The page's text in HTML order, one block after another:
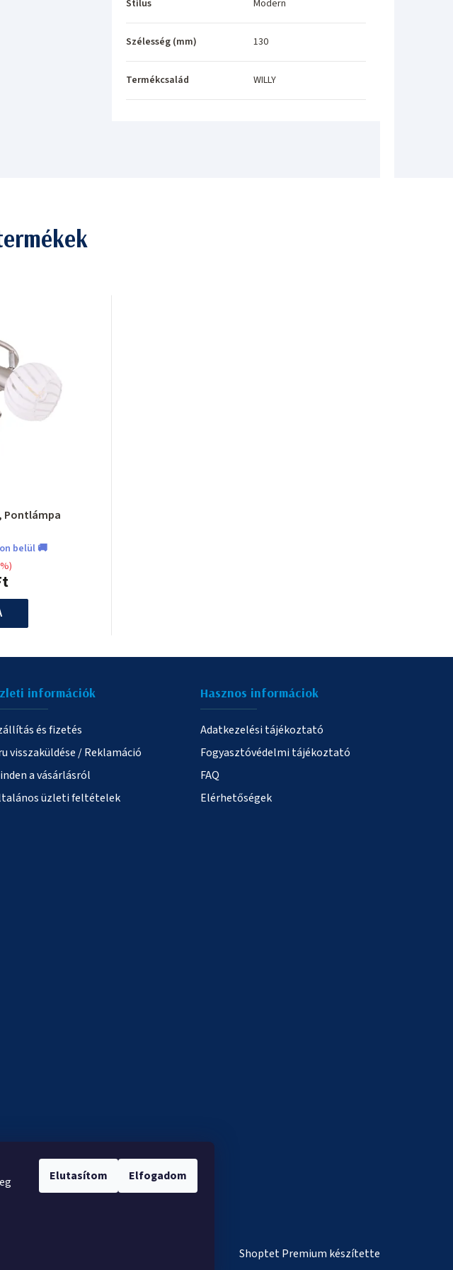
Elutasítom Elfogadom
Stílus Modern
Szélesség (mm) 130
Termékcsalád WILLY
Pontlámpa
belül 🚚
információk
és fizetés
visszaküldése / Reklamáció
a vásárlásról
üzleti feltételek
Hasznos informáciok
Adatkezelési tájékoztató
Fogyasztóvédelmi tájékoztató
FAQ
Elérhetőségek
Shoptet Premium készítette